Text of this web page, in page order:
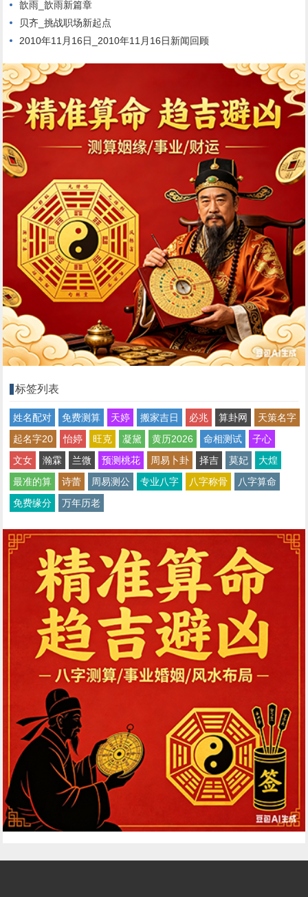
歆雨_歆雨新篇章
贝齐_挑战职场新起点
2010年11月16日_2010年11月16日新闻回顾
标签列表
姓名配对 免费测算 天婷 搬家吉日 必兆 算卦网
天策名字
起名字20
怡婷 旺克 凝黛 黄历2026 命相测试
子心
文女
瀚霖 兰微 预测桃花 周易卜卦 择吉 莫妃
大煌
最准的算
诗蕾 周易测公 专业八字 八字称骨
八字算命
免费缘分
万年历老